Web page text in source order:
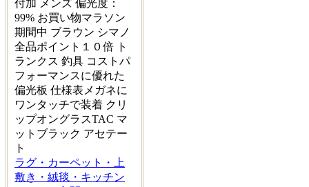
付加 メンズ 偏光度：
99% お買い物マラソン
期間中 ブラウン シマノ
全品ポイント１０倍 ト
ランクス 釣具 コストパ
フォーマンスに優れた
偏光板 仕様表メガネに
ワンタッチで装着 クリ
ップオングラスTAC マ
ットブラック アセテー
ト
ラグ・カーペット・上
敷き・絨毯・キッチン